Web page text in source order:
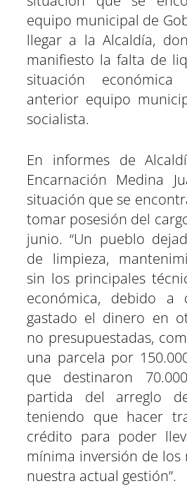
n n
equipo municipal de
llegar a la Alcaldía,
manifiesto la falta de
situación
anterior equipo
socialista.
En informes de
Encarnación Medina
situación que se
tomar posesión del
junio. “Un pueblo
de limpieza,
sin los principales
económica, debido a
gastado el dinero en
no presupuestadas,
una parcela por
que destinaron
partida del arreglo
teniendo que hacer
crédito para poder
mínima inversión de los
nuestra actual gestión”.